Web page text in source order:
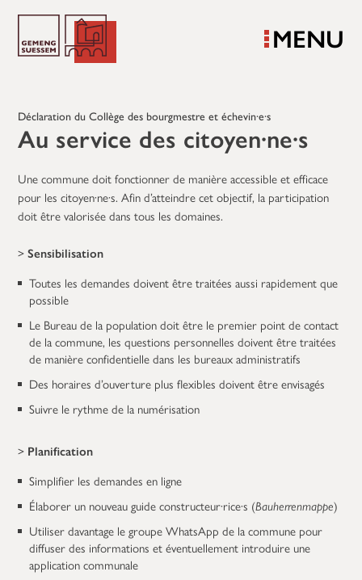
MENU
Déclaration du Collège des bourgmestre et échevin·e·s
Au service des citoyen·ne·s
Une commune doit fonctionner de manière accessible et efficace
pour les citoyen·ne·s. Afin d’atteindre cet objectif, la participation
doit être valorisée dans tous les domaines.
>Sensibilisation
Toutes les demandes doivent être traitées aussi rapidement que
possible
Le Bureau de la population doit être le premier point de contact
de la commune, les questions personnelles doivent être traitées
de manière confidentielle dans les bureaux administratifs
Des horaires d’ouverture plus flexibles doivent être envisagés
Suivre le rythme de la numérisation
> Planification
Simplifier les demandes en ligne
Élaborer un nouveau guide constructeur·rice·s (Bauherrenmappe)
Utiliser davantage le groupe WhatsApp de la commune pour
diffuser des informations et éventuellement introduire une
application communale